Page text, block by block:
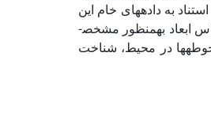
به داده­های خام این
بررسی، به متغیرهایی مانند چگونگی پراکنش و توزیع محوطه­ها، رتبه­بندی آنها بر اساس ابعاد به­منظور مشخص­
در محیط، شناخت